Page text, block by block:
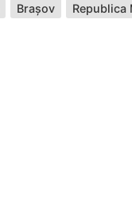
Brașov Republica